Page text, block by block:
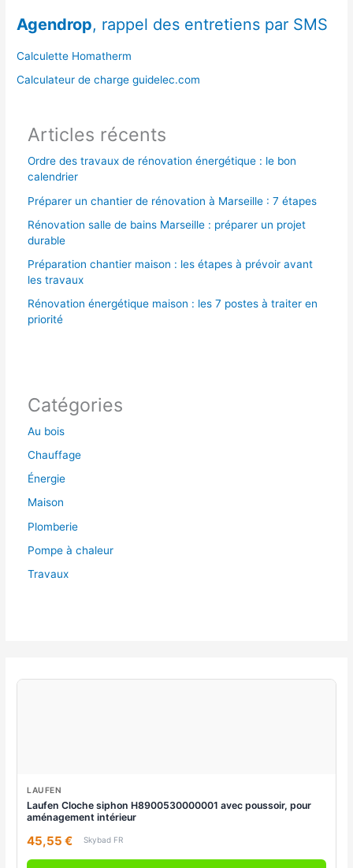
c
h
:
Agendrop, rappel des entretiens par SMS
Calculette Homatherm
Calculateur de charge guidelec.com
Articles récents
Ordre des travaux de rénovation énergétique : le bon
calendrier
Préparer un chantier de rénovation à Marseille : 7 étapes
Rénovation salle de bains Marseille : préparer un projet
durable
Préparation chantier maison : les étapes à prévoir avant
les travaux
Rénovation énergétique maison : les 7 postes à traiter en
priorité
Catégories
Au bois
Chauffage
Énergie
Maison
Plomberie
Pompe à chaleur
Travaux
LAUFEN
Laufen Cloche siphon H8900530000001 avec poussoir, pour
aménagement intérieur
45,55 € Skybad FR